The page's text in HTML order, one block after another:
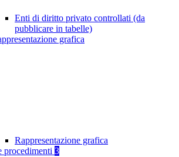
Enti di diritto privato controllati (da
pubblicare in tabelle)
grafica
Rappresentazione grafica
procedimenti 3